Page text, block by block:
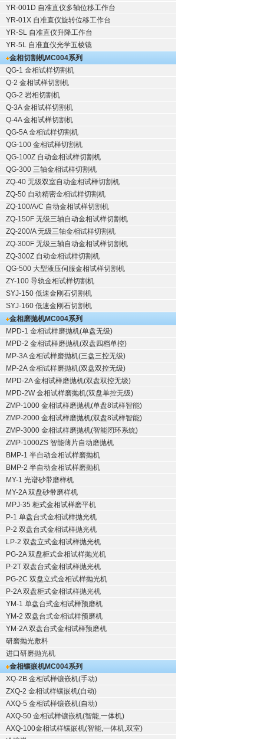
YR-001D 自准直仪多轴位移工作台
YR-01X 自准直仪旋转位移工作台
YR-SL 自准直仪升降工作台
YR-5L 自准直仪光学五棱镜
金相切割机MC004系列
QG-1 金相试样切割机
Q-2 金相试样切割机
QG-2 岩相切割机
Q-3A 金相试样切割机
Q-4A 金相试样切割机
QG-5A 金相试样切割机
QG-100 金相试样切割机
QG-100Z 自动金相试样切割机
QG-300 三轴金相试样切割机
ZQ-40 无级双室自动金相试样切割机
ZQ-50 自动精密金相试样切割机
ZQ-100/A/C 自动金相试样切割机
ZQ-150F 无级三轴自动金相试样切割机
ZQ-200/A 无级三轴金相试样切割机
ZQ-300F 无级三轴自动金相试样切割机
ZQ-300Z 自动金相试样切割机
QG-500 大型液压伺服金相试样切割机
ZY-100 导轨金相试样切割机
SYJ-150 低速金刚石切割机
SYJ-160 低速金刚石切割机
金相磨抛机MC004系列
MPD-1 金相试样磨抛机(单盘无级)
MPD-2 金相试样磨抛机(双盘四档单控)
MP-3A 金相试样磨抛机(三盘三控无级)
MP-2A 金相试样磨抛机(双盘双控无级)
MPD-2A 金相试样磨抛机(双盘双控无级)
MPD-2W 金相试样磨抛机(双盘单控无级)
ZMP-1000 金相试样磨抛机(单盘8试样智能)
ZMP-2000 金相试样磨抛机(双盘8试样智能)
ZMP-3000 金相试样磨抛机(智能闭环系统)
ZMP-1000ZS 智能薄片自动磨抛机
BMP-1 半自动金相试样磨抛机
BMP-2 半自动金相试样磨抛机
MY-1 光谱砂带磨样机
MY-2A 双盘砂带磨样机
MPJ-35 柜式金相试样磨平机
P-1 单盘台式金相试样抛光机
P-2 双盘台式金相试样抛光机
LP-2 双盘立式金相试样抛光机
PG-2A 双盘柜式金相试样抛光机
P-2T 双盘台式金相试样抛光机
PG-2C 双盘立式金相试样抛光机
P-2A 双盘柜式金相试样抛光机
YM-1 单盘台式金相试样预磨机
YM-2 双盘台式金相试样预磨机
YM-2A 双盘台式金相试样预磨机
研磨抛光敷料
进口研磨抛光机
金相镶嵌机MC004系列
XQ-2B 金相试样镶嵌机(手动)
ZXQ-2 金相试样镶嵌机(自动)
AXQ-5 金相试样镶嵌机(自动)
AXQ-50 金相试样镶嵌机(智能,一体机)
AXQ-100金相试样镶嵌机(智能,一体机,双室)